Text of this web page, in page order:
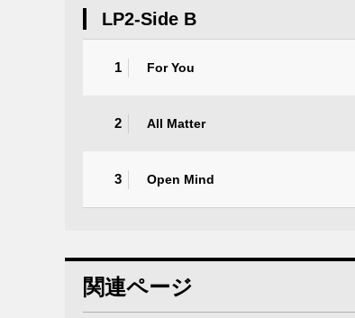
LP2-Side B
1 For You
2 All Matter
3 Open Mind
関連ページ